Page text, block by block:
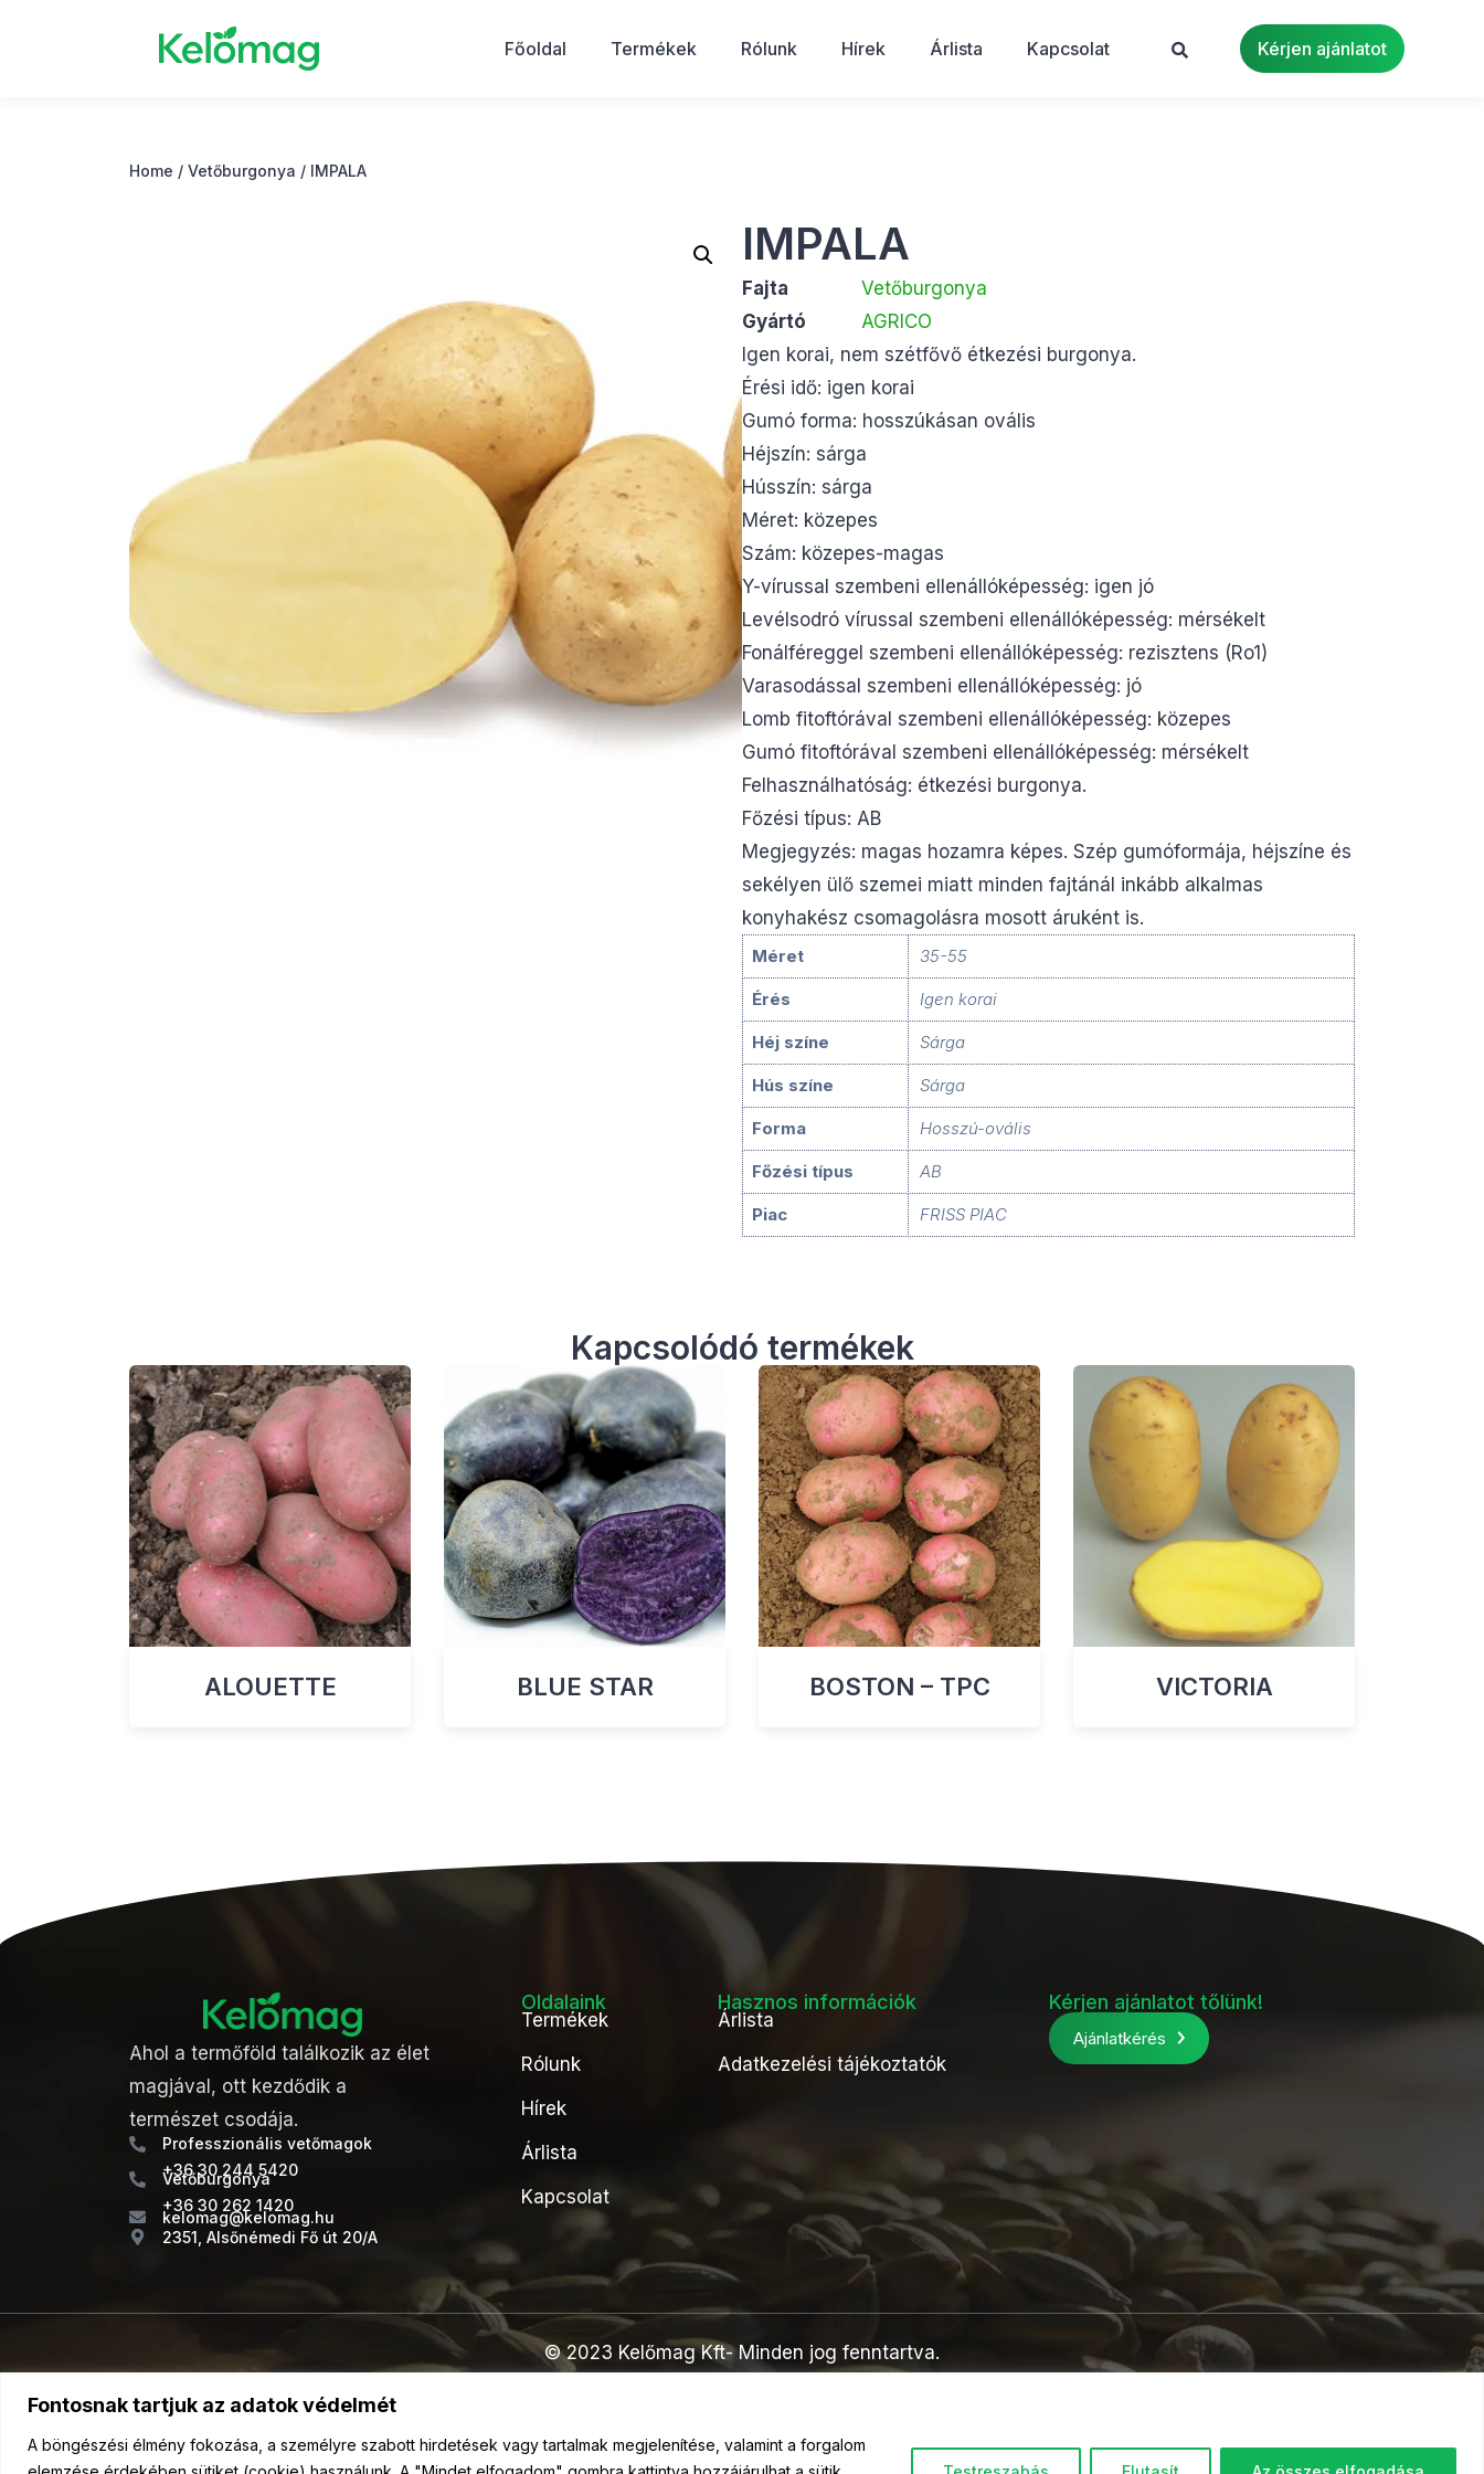
Fontosnak tartjuk az adatok védelmét
A böngészési élmény fokozása, a személyre szabott hirdetések vagy tartalmak megjelenítése, valamint a forgalom
Főoldal Termékek Rólunk Hírek Árlista Kapcsolat Kérjen ajánlatot
Home / Vetőburgonya / IMPALA
IMPALA
Fajta
Vetőburgonya
Gyártó
AGRICO
Igen korai, nem szétfővő étkezési burgonya.
Érési idő: igen korai
Gumó forma: hosszúkásan ovális
Héjszín: sárga
Hússzín: sárga
Méret: közepes
Szám: közepes-magas
Y-vírussal szembeni ellenállóképesség: igen jó
Levélsodró vírussal szembeni ellenállóképesség: mérsékelt
Fonálféreggel szembeni ellenállóképesség: rezisztens (Ro1)
Varasodással szembeni ellenállóképesség: jó
Lomb fitoftórával szembeni ellenállóképesség: közepes
Gumó fitoftórával szembeni ellenállóképesség: mérsékelt
Felhasználhatóság: étkezési burgonya.
Főzési típus: AB
Megjegyzés: magas hozamra képes. Szép gumóformája, héjszíne és
sekélyen ülő szemei miatt minden fajtánál inkább alkalmas
konyhakész csomagolásra mosott áruként is.
Méret 35-55
Érés Igen korai
Héj színe Sárga
Hús színe Sárga
Forma Hosszú-ovális
Főzési típus AB
Piac FRISS PIAC
Kapcsolódó termékek
ALOUETTE BLUE STAR BOSTON – TPC VICTORIA
Ahol a termőföld találkozik az élet
magjával, ott kezdődik a
természet csodája.
Professzionális vetőmagok
+36 30 244 5420
Vetőburgonya
+36 30 262 1420
kelomag@kelomag.hu
2351, Alsőnémedi Fő út 20/A
Oldalaink
Termékek
Rólunk
Hírek
Árlista
Kapcsolat
Hasznos információk
Árlista
Adatkezelési tájékoztatók
Kérjen ajánlatot tőlünk!
Ajánlatkérés
© 2023 Kelőmag Kft- Minden jog fenntartva.